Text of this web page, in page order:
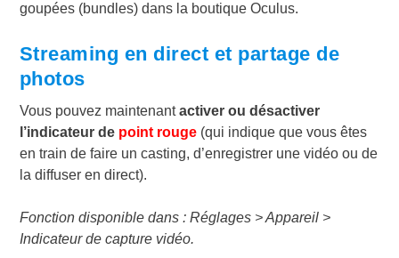
goupées (bundles) dans la boutique Oculus.
Streaming en direct et partage de
photos
Vous pouvez maintenantactiver ou désactiver
l’indicateur de point rouge(qui indique que vous êtes
en train de faire un casting, d’enregistrer une vidéo ou de
la diffuser en direct).
Fonction disponible dans : Réglages > Appareil >
Indicateur de capture vidéo.